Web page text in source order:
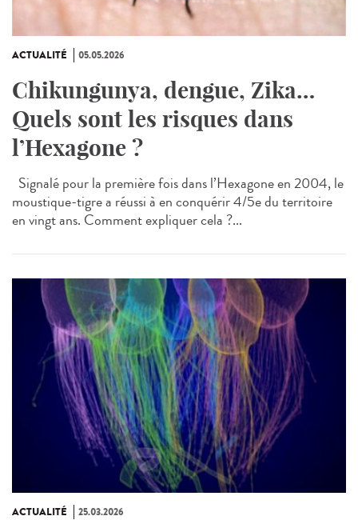
ACTUALITÉ 05.05.2026
Chikungunya, dengue, Zika…
Quels sont les risques dans
l’Hexagone ?
Signalé pour la première fois dans l’Hexagone en 2004, le
moustique-tigre a réussi à en conquérir 4/5e du territoire
en vingt ans. Comment expliquer cela ?...
ACTUALITÉ 25.03.2026